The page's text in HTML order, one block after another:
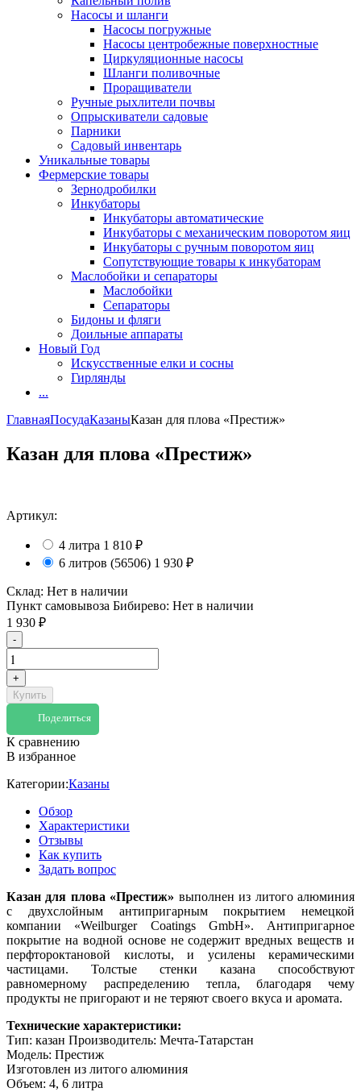
Насосы и шланги
Насосы погружные
Насосы центробежные поверхностные
Циркуляционные насосы
Шланги поливочные
Проращиватели
Ручные рыхлители почвы
Опрыскиватели садовые
Парники
Садовый инвентарь
Уникальные товары
Фермерские товары
Зернодробилки
Инкубаторы
Инкубаторы автоматические
Инкубаторы с механическим поворотом яиц
Инкубаторы с ручным поворотом яиц
Сопутствующие товары к инкубаторам
Маслобойки и сепараторы
Маслобойки
Сепараторы
Бидоны и фляги
Доильные аппараты
Новый Год
Искусственные елки и сосны
Гирлянды
...
ГлавнаяПосудаКазаныКазан для плова «Престиж»
Казан для плова «Престиж»
Артикул:
4 литра 1 810 ₽
6 литров (56506) 1 930 ₽
Склад: Нет в наличии
Пункт самовывоза Бибирево: Нет в наличии
1 930 ₽
-
+
Купить
Поделиться
К сравнению
В избранное
Категории:Казаны
Обзор
Характеристики
Отзывы
Как купить
Задать вопрос
Казан для плова «Престиж» выполнен из литого алюминия
с двухслойным антипригарным покрытием немецкой
компании «Weilburger Coatings GmbH». Антипригарное
покрытие на водной основе не содержит вредных веществ и
перфтороктановой кислоты, и усилены керамическими
частицами. Толстые стенки казана способствуют
равномерному распределению тепла, благодаря чему
продукты не пригорают и не теряют своего вкуса и аромата.
Технические характеристики:
Тип: казан Производитель: Мечта-Татарстан
Модель: Престиж
Изготовлен из литого алюминия
Объем: 4, 6 литра